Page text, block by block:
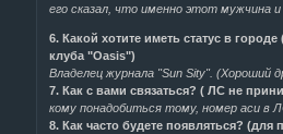
его сказал, что именно этот мужчина
6. Какой хотите иметь статус в
клуба "Oasis")
Владелец журнала "Sun Sity". (Хороший
7. Как с вами связаться? ( ЛС не
кому понадобиться тому, номер аси в
8. Как часто будете появляться?